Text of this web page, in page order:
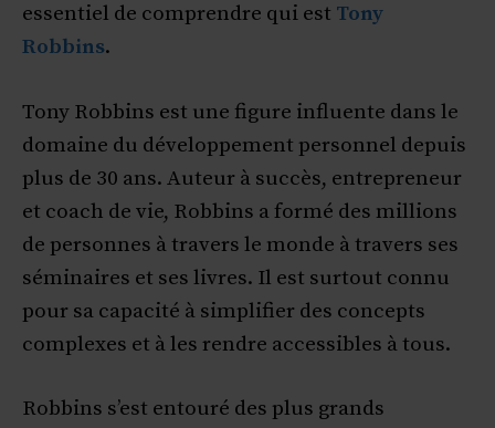
essentiel de comprendre qui est Tony
Robbins.
Tony Robbins est une figure influente dans le
domaine du développement personnel depuis
plus de 30 ans. Auteur à succès, entrepreneur
et coach de vie, Robbins a formé des millions
de personnes à travers le monde à travers ses
séminaires et ses livres. Il est surtout connu
pour sa capacité à simplifier des concepts
complexes et à les rendre accessibles à tous.
Robbins s’est entouré des plus grands